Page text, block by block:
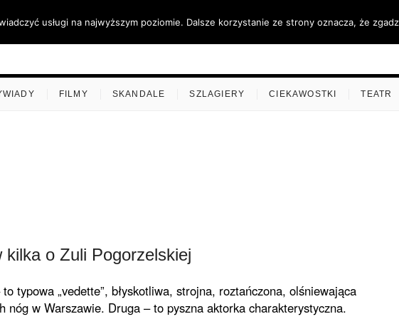
FILMY SKANDALE SZLAGIERY CIEKAWOSTKI TEATR
kilka o Zuli Pogorzelskiej
typowa „vedette”, błyskotliwa, strojna, roztańczona, olśniewająca
w Warszawie. Druga – to pyszna aktorka charakterystyczna.
usługi na najwyższym poziomie. Dalsze korzystanie ze strony oznacza, że